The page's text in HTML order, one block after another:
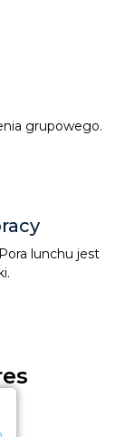
grupowego.
lunchu jest